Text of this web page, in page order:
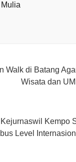
Walk di Batang
Wisata dan
Kempo
Level